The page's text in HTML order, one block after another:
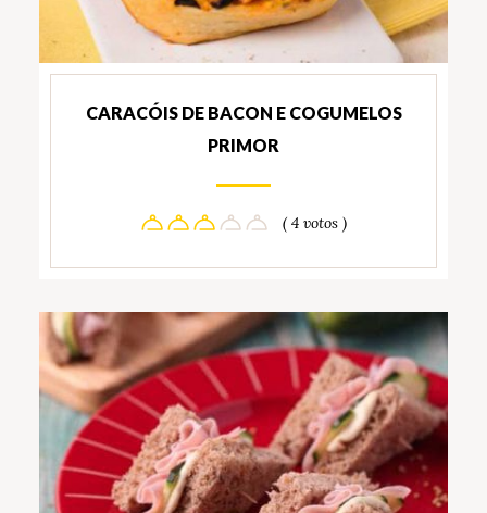
CARACÓIS DE BACON E COGUMELOS
PRIMOR
( 4 votos )